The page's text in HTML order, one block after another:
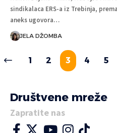
sindikalaca ERS-a iz Trebinja,
aneks ugovora…
JELA DŽOMBA
1 2 3 4 5
Društvene mreže
Zapratite nas